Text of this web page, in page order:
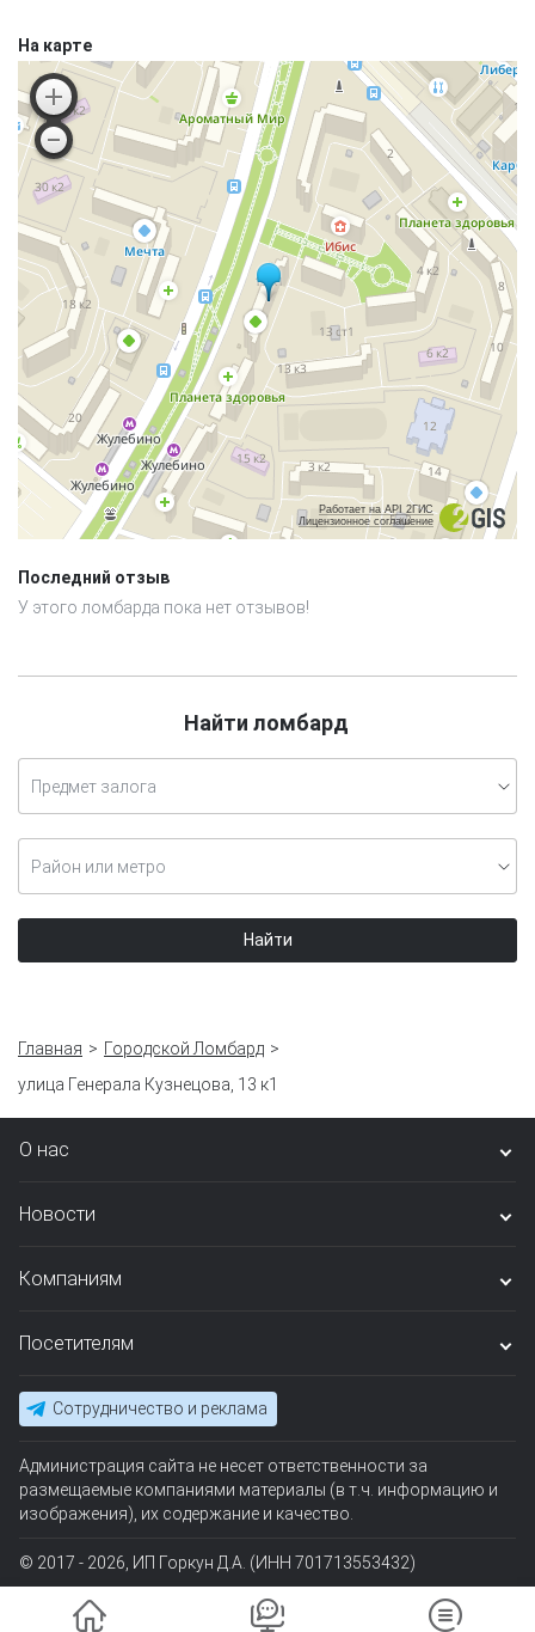
На карте
Работает на API 2ГИС
Лицензионное соглашение
Последний отзыв
У этого ломбарда пока нет отзывов!
Найти ломбард
Предмет залога
Район или метро
Найти
Главная
Городской Ломбард
улица Генерала Кузнецова, 13 к1
О нас
Новости
Компаниям
Посетителям
Сотрудничество и реклама
Администрация сайта не несет ответственности за
размещаемые компаниями материалы (в т.ч. информацию и
изображения), их содержание и качество.
© 2017 - 2026, ИП Горкун Д.А. (ИНН 701713553432)